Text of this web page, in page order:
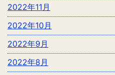
2022年11月
2022年10月
2022年9月
2022年8月